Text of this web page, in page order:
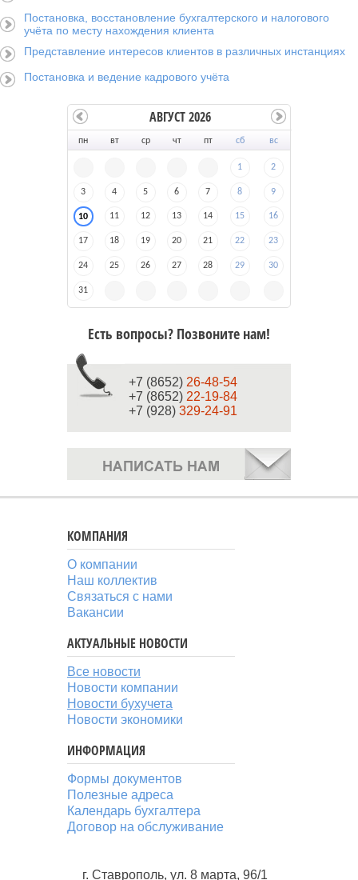
Постановка, восстановление бухгалтерского и налогового
учёта по месту нахождения клиента
Представление интересов клиентов в различных инстанциях
Постановка и ведение кадрового учёта
пн вт ср чт пт сб вс
1 2
3 4 5 6 7 8 9
10 11 12 13 14 15 16
17 18 19 20 21 22 23
24 25 26 27 28 29 30
31
АВГУСТ 2026
Есть вопросы? Позвоните нам!
+7 (8652) 26-48-54
+7 (8652) 22-19-84
+7 (928) 329-24-91
КОМПАНИЯ
О компании
Наш коллектив
Связаться с нами
Вакансии
АКТУАЛЬНЫЕ НОВОСТИ
Все новости
Новости компании
Новости бухучета
Новости экономики
ИНФОРМАЦИЯ
Формы документов
Полезные адреса
Календарь бухгалтера
Договор на обслуживание
г. Ставрополь, ул. 8 марта, 96/1